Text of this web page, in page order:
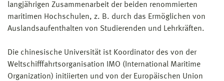
langjährigen Zusammenarbeit der beiden renommierten
maritimen Hochschulen, z. B. durch das Ermöglichen von
Auslandsaufenthalten von Studierenden und Lehrkräften.
Die chinesische Universität ist Koordinator des von der
Weltschifffahrtsorganisation IMO (International Maritime
Organization) initiierten und von der Europäischen Union